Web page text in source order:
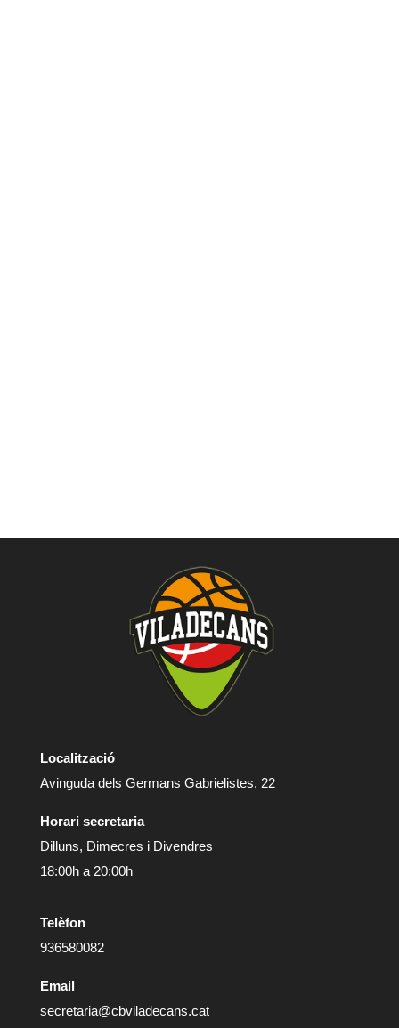
Localització
Avinguda dels Germans Gabrielistes, 22
Horari secretaria
Dilluns, Dimecres i Divendres
18:00h a 20:00h
Telèfon
936580082
Email
secretaria@cbviladecans.cat